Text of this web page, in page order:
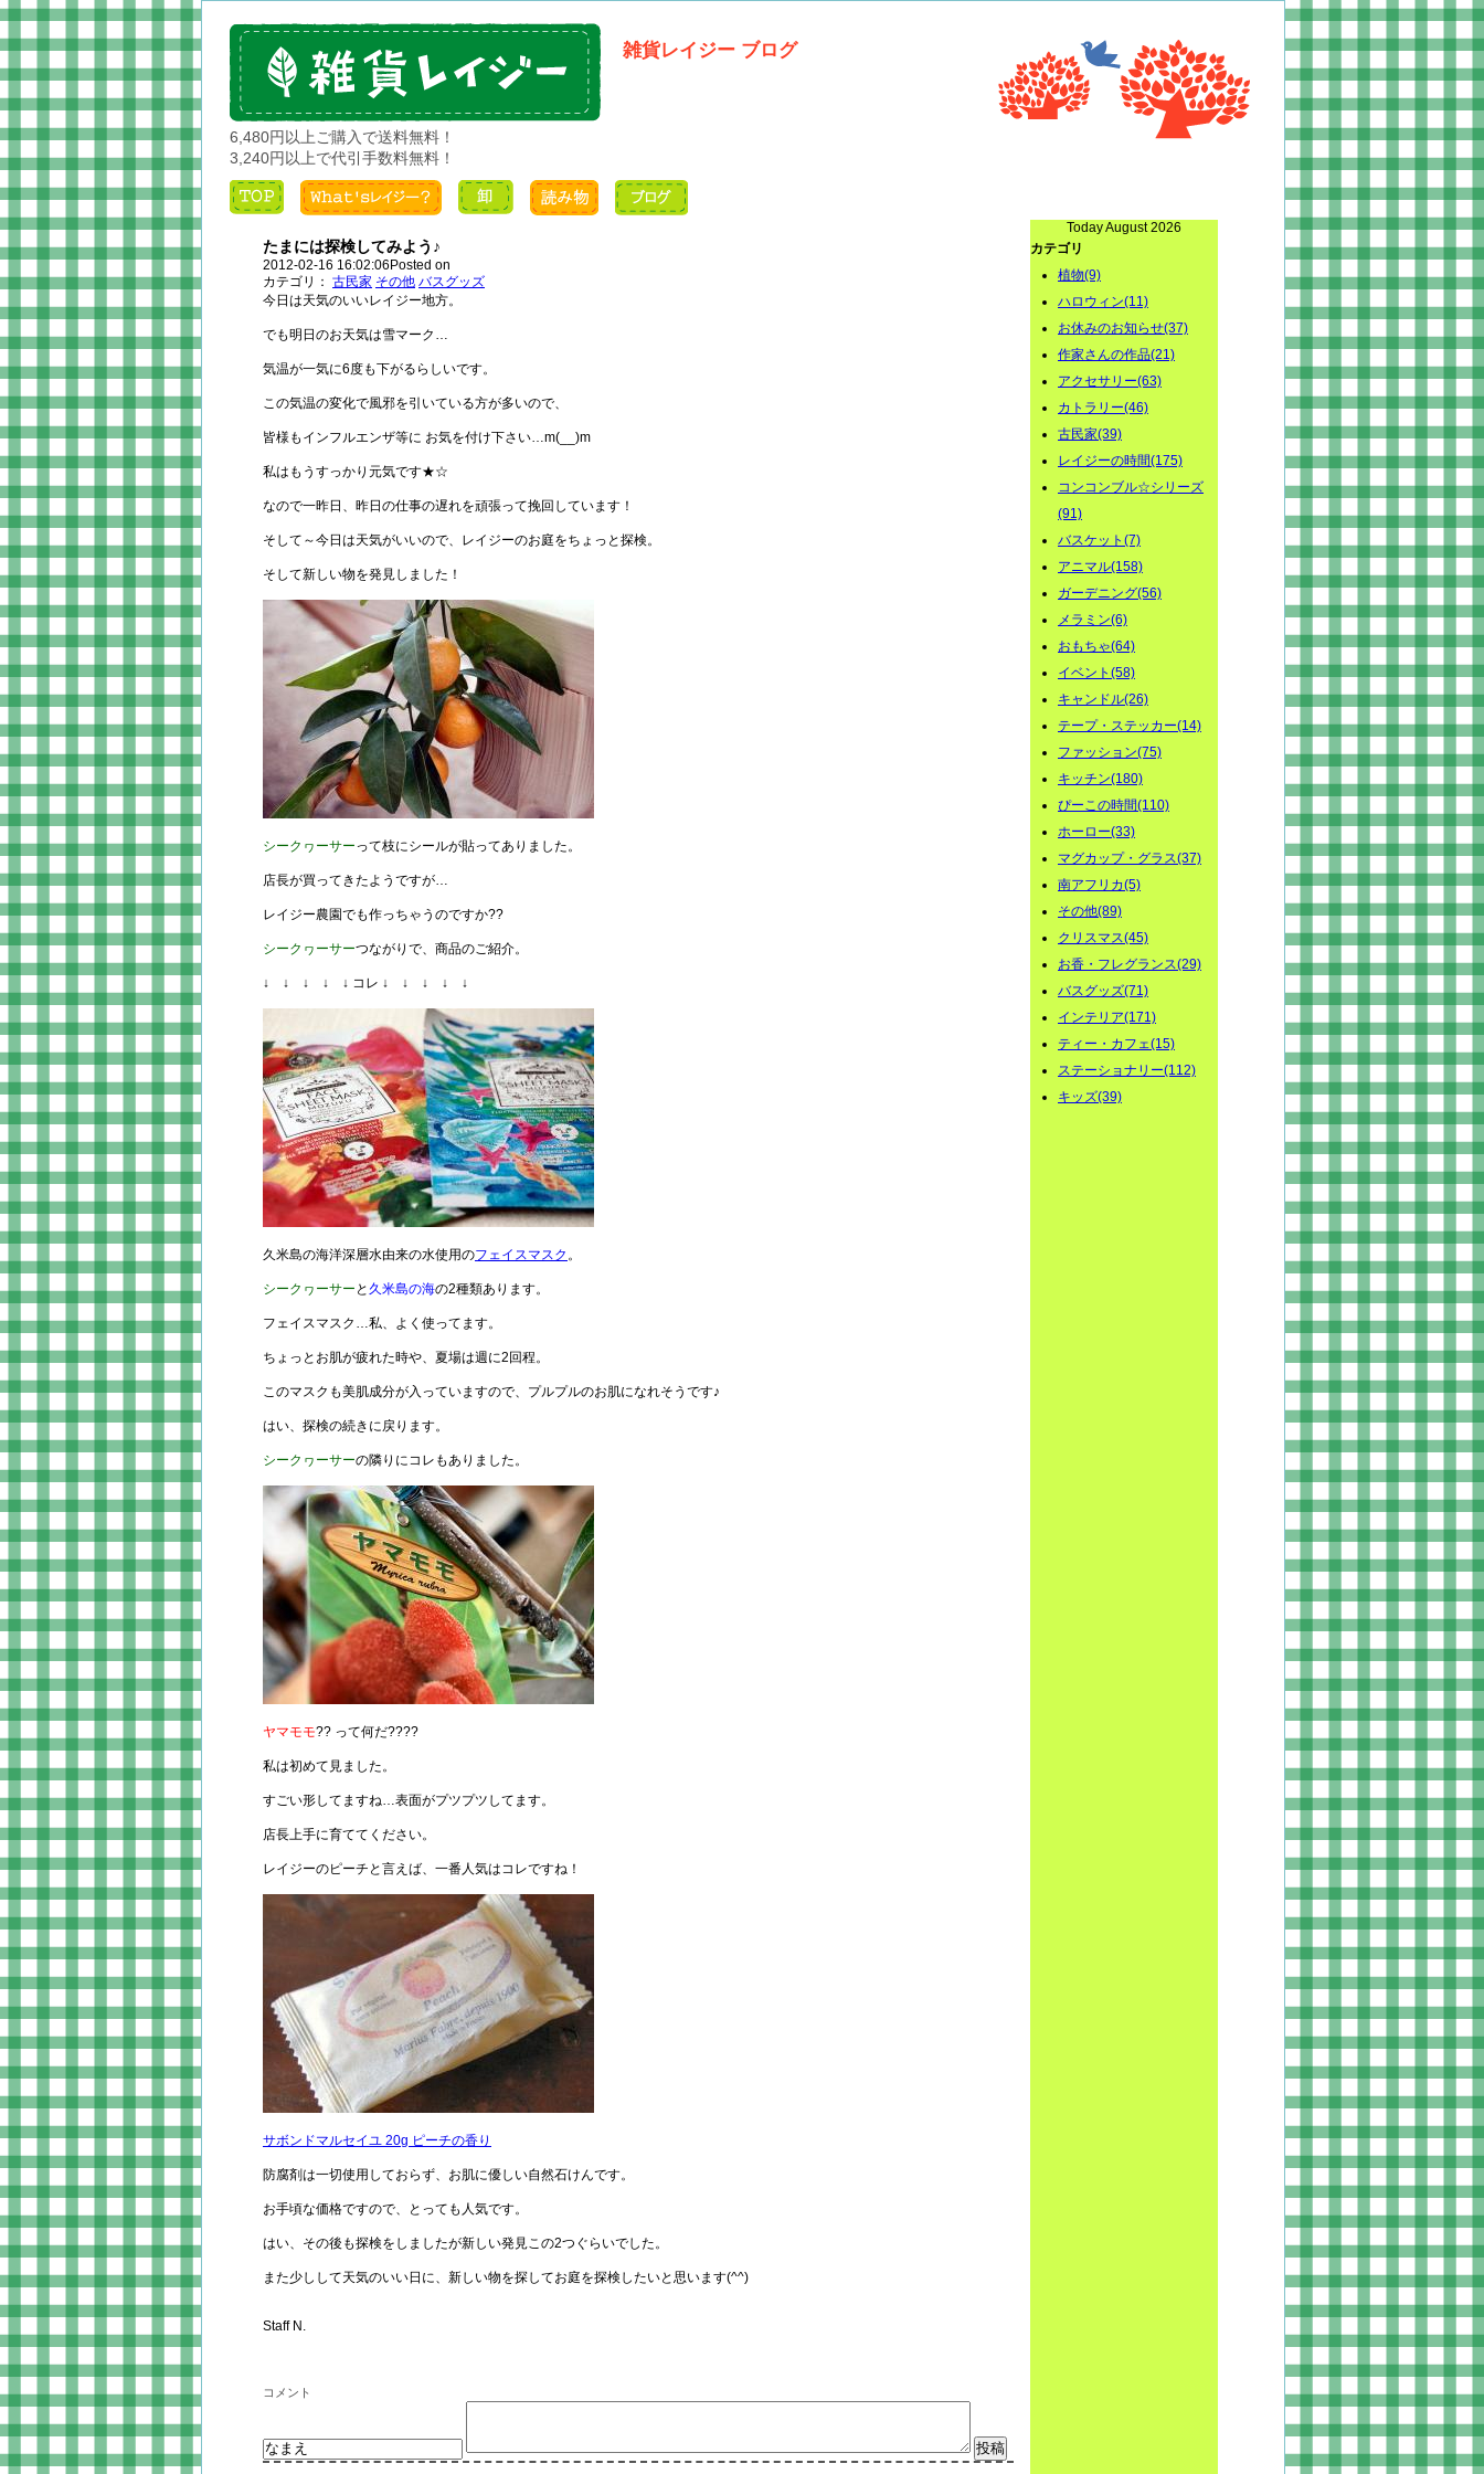
雑貨レイジー ブログ
6,480円以上ご購入で送料無料！
3,240円以上で代引手数料無料！
たまには探検してみよう♪
2012-02-16 16:02:06Posted on
カテゴリ： 古民家 その他 バスグッズ
今日は天気のいいレイジー地方。
でも明日のお天気は雪マーク…
気温が一気に6度も下がるらしいです。
この気温の変化で風邪を引いている方が多いので、
皆様もインフルエンザ等に お気を付け下さい…m(__)m
私はもうすっかり元気です★☆
なので一昨日、昨日の仕事の遅れを頑張って挽回しています！
そして～今日は天気がいいので、レイジーのお庭をちょっと探検。
そして新しい物を発見しました！
シークヮーサーって枝にシールが貼ってありました。
店長が買ってきたようですが…
レイジー農園でも作っちゃうのですか??
シークヮーサーつながりで、商品のご紹介。
↓ ↓ ↓ ↓ ↓ コレ ↓ ↓ ↓ ↓ ↓
久米島の海洋深層水由来の水使用のフェイスマスク 。
シークヮーサー と 久米島の海の2種類あります。
フェイスマスク…私、よく使ってます。
ちょっとお肌が疲れた時や、夏場は週に2回程。
このマスクも美肌成分が入っていますので、プルプルのお肌になれそうです♪
はい、探検の続きに戻ります。
シークヮーサーの隣りにコレもありました。
ヤマモモ?? って何だ????
私は初めて見ました。
すごい形してますね…表面がプツプツしてます。
店長上手に育ててください。
レイジーのピーチと言えば、一番人気はコレですね！
サボンドマルセイユ 20g ピーチの香り
防腐剤は一切使用しておらず、お肌に優しい自然石けんです。
お手頃な価格ですので、とっても人気です。
はい、その後も探検をしましたが新しい発見この2つぐらいでした。
また少しして天気のいい日に、新しい物を探してお庭を探検したいと思います(^^)
Staff N.
コメント
Today August 2026
カテゴリ
植物(9)
ハロウィン(11)
お休みのお知らせ(37)
作家さんの作品(21)
アクセサリー(63)
カトラリー(46)
古民家(39)
レイジーの時間(175)
コンコンブル☆シリーズ
(91)
バスケット(7)
アニマル(158)
ガーデニング(56)
メラミン(6)
おもちゃ(64)
イベント(58)
キャンドル(26)
テープ・ステッカー(14)
ファッション(75)
キッチン(180)
ぴーこの時間(110)
ホーロー(33)
マグカップ・グラス(37)
南アフリカ(5)
その他(89)
クリスマス(45)
お香・フレグランス(29)
バスグッズ(71)
インテリア(171)
ティー・カフェ(15)
ステーショナリー(112)
キッズ(39)